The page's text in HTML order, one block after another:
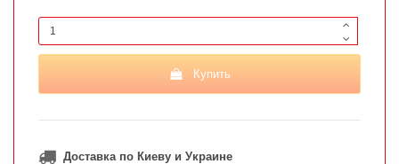
Купить
Доставка по Киеву и Украине